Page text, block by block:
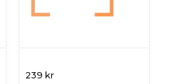
239 kr